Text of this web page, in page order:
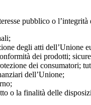
pubblico o
degli atti dell’Unione
dei prodotti;
dei consumatori;
dell’Unione;
o la finalità delle